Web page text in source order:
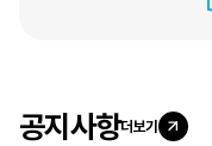
공지사항더보기